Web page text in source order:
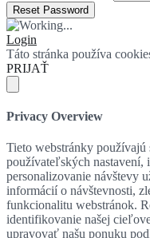
Login
Táto stránka používa
PRIJAŤ
Privacy Overview
Tieto webstránky používajú
používateľských nastavení,
personalizovanie návštevy
informácií o návštevnosti,
funkcionalitu webstránok.
identifikovanie našej
upravovať našu ponuku